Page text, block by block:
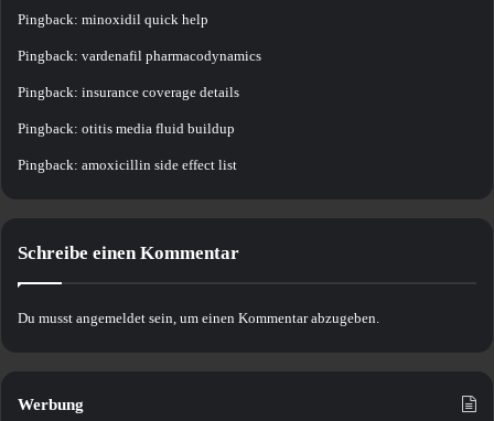
Pingback: minoxidil quick help
Pingback: vardenafil pharmacodynamics
Pingback: insurance coverage details
Pingback: otitis media fluid buildup
Pingback: amoxicillin side effect list
Schreibe einen Kommentar
Du musst angemeldet sein, um einen Kommentar abzugeben.
Werbung